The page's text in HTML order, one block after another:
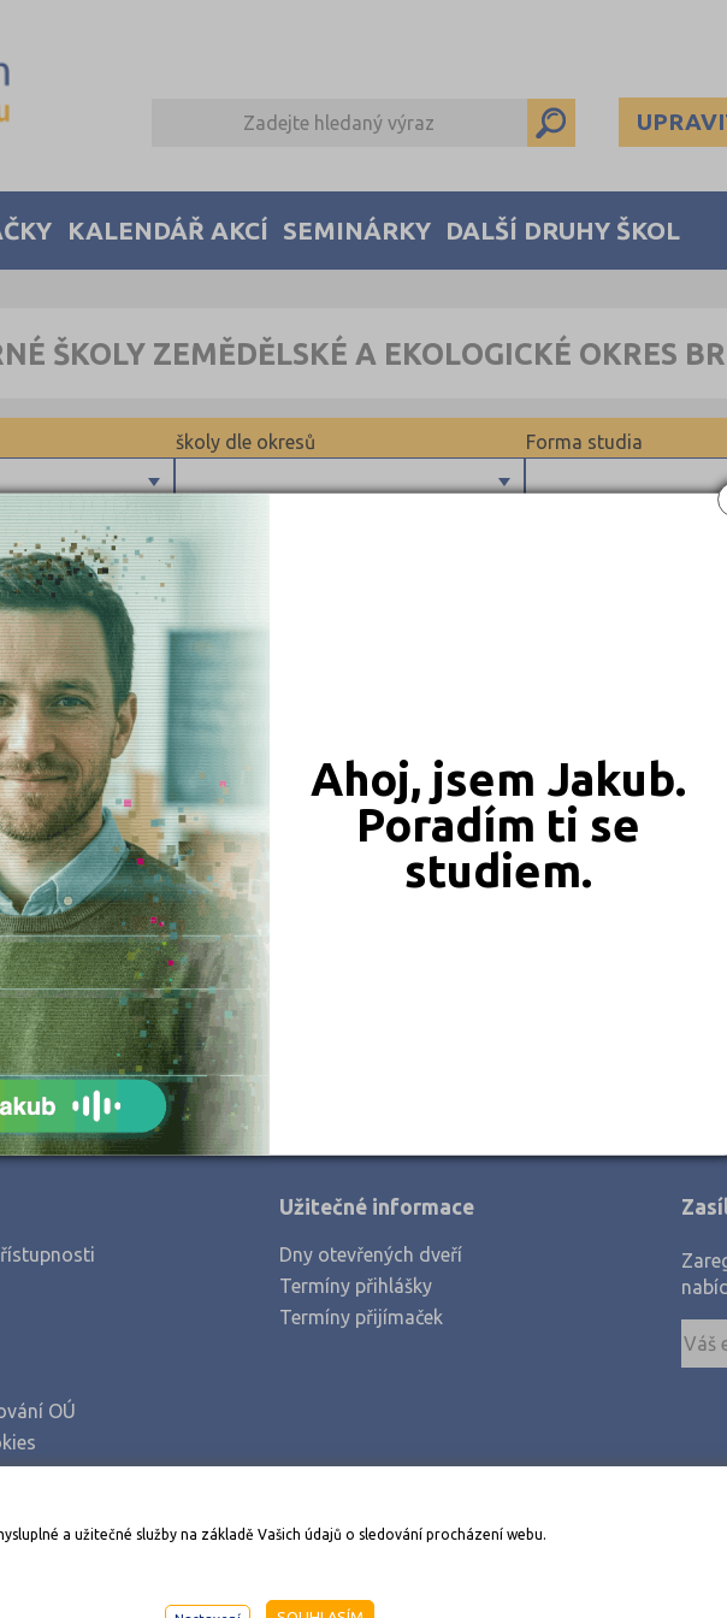
Ahoj, jsem Jakub.
Poradím ti se
studiem.
KALENDÁŘ AKCÍ SEMINÁRKY DALŠÍ DRUHY ŠKOL
ŠKOLY ZEMĚDĚLSKÉ A EKOLOGICKÉ OKRES
Forma studia
školy dle okresů
ZÁZNAMY, PŘEFORMULUJTE PROSÍM VÁŠ DOTAZ NEBO HLEDEJTE
JSME TAM, KDE JSTE VY
Naše projekty
OÚ
Stáhněte si aplikaci Adresář škol
Užitečné informace
Dny otevřených dveří
Termíny přihlášky
Termíny přijímaček
AMOS KamPoMaturite.cz, s.r.o., stránky vytvořilo
a užitečné služby na základě Vašich údajů o sledování procházení webu.